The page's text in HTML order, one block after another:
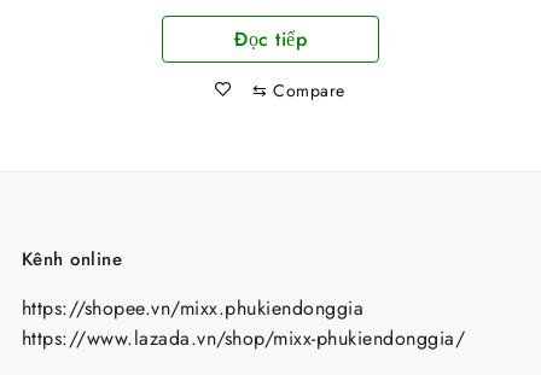
gốc
là:
74.000 ₫.
hiện
là:
Đọc tiếp
⇆ Compare
Kênh online
https://shopee.vn/mixx.phukiendonggia
https://www.lazada.vn/shop/mixx-phukiendonggia/